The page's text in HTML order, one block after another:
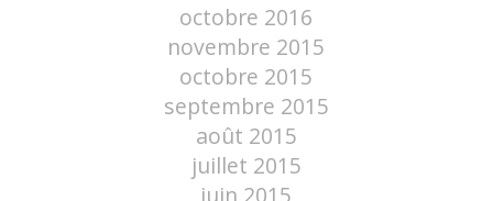
octobre 2016
novembre 2015
octobre 2015
septembre 2015
août 2015
juillet 2015
juin 2015